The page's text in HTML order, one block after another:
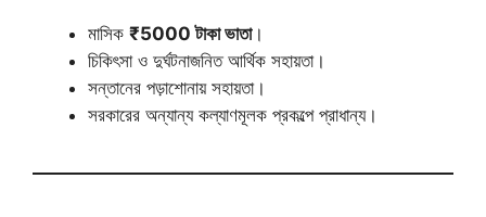
মাসিক ₹5000 টাকা ভাতা।
চিকিৎসা ও দুর্ঘটনাজনিত আর্থিক সহায়তা।
সন্তানের পড়াশোনায় সহায়তা।
সরকারের অন্যান্য কল্যাণমূলক প্রকল্পে প্রাধান্য।